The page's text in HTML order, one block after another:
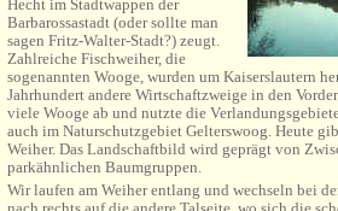
Hecht im Stadtwappen der
Barbarossastadt (oder sollte man
sagen Fritz-Walter-Stadt?) zeugt.
Zahlreiche Fischweiher, die
sogenannten Wooge, wurden um Kaiserslautern
Jahrhundert andere Wirtschaftzweige in den
viele Wooge ab und nutzte die
auch im Naturschutzgebiet Gelterswoog. Heute
Weiher. Das Landschaftbild wird geprägt von
parkähnlichen Baumgruppen.
Wir laufen am Weiher entlang und wechseln bei